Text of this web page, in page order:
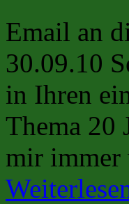
Email an
30.09.10
in Ihren
Thema 20
mir immer